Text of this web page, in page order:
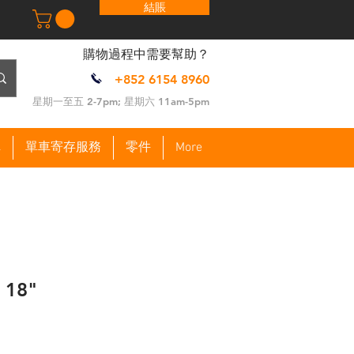
結賬
​購物過程中需要幫助？
+852 6154 8960
​星期一至五 2-7pm; 星期六 11am-5pm
單車寄存服務 零件 More
18"